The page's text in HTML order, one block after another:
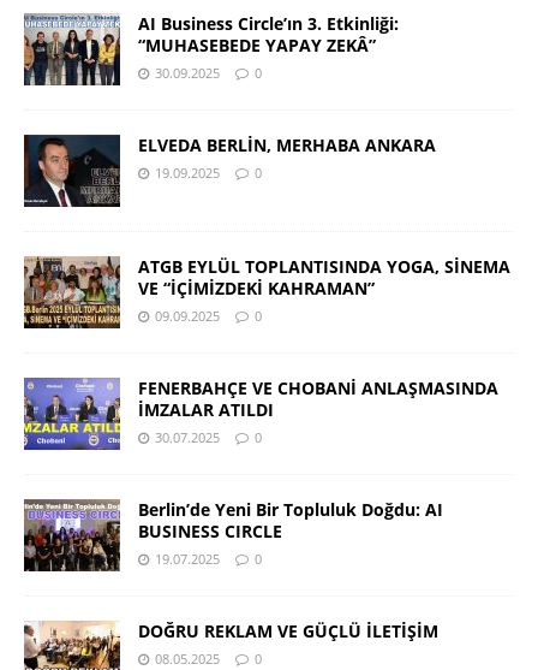
AI Business Circle’ın 3. Etkinliği:
“MUHASEBEDE YAPAY ZEKÂ”
30.09.2025 0
ELVEDA BERLİN, MERHABA ANKARA
19.09.2025 0
ATGB EYLÜL TOPLANTISINDA YOGA, SİNEMA
VE “İÇİMİZDEKİ KAHRAMAN”
09.09.2025 0
FENERBAHÇE VE CHOBANİ ANLAŞMASINDA
İMZALAR ATILDI
30.07.2025 0
Berlin’de Yeni Bir Topluluk Doğdu: AI
BUSINESS CIRCLE
19.07.2025 0
DOĞRU REKLAM VE GÜÇLÜ İLETİŞİM
08.05.2025 0